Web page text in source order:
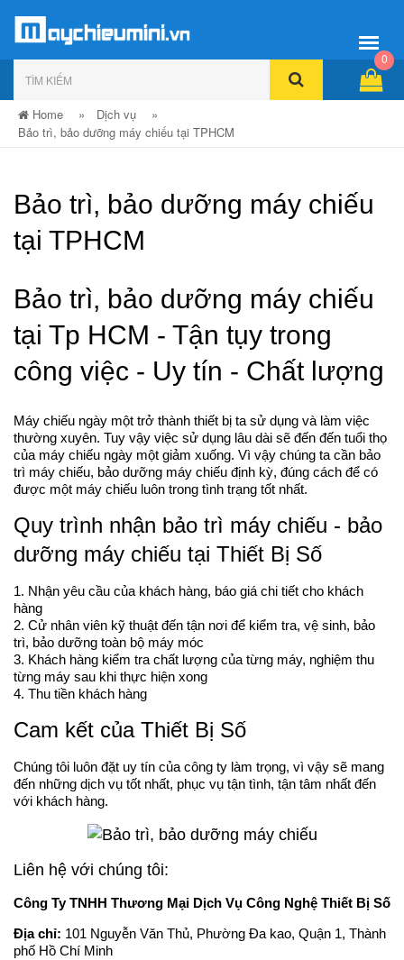
0
Home » Dịch vụ
»
Bảo trì, bảo dưỡng máy chiếu tại TPHCM
Bảo trì, bảo dưỡng máy chiếu
tại TPHCM
Bảo trì, bảo dưỡng máy chiếu
tại Tp HCM - Tận tụy trong
công việc - Uy tín - Chất lượng
Máy chiếu ngày một trở thành thiết bị ta sử dụng và làm việc
thường xuyên. Tuy vậy việc sử dụng lâu dài sẽ đến đến tuổi thọ
của máy chiếu ngày một giảm xuống. Vì vậy chúng ta cần bảo
trì máy chiếu, bảo dưỡng máy chiếu định kỳ, đúng cách để có
được một máy chiếu luôn trong tình trạng tốt nhất.
Quy trình nhận bảo trì máy chiếu - bảo
dưỡng máy chiếu tại Thiết Bị Số
1. Nhận yêu cầu của khách hàng, báo giá chi tiết cho khách
hàng
2. Cử nhân viên kỹ thuật đến tận nơi để kiểm tra, vệ sinh, bảo
trì, bảo dưỡng toàn bộ máy móc
3. Khách hàng kiểm tra chất lượng của từng máy, nghiệm thu
từng máy sau khi thực hiện xong
4. Thu tiền khách hàng
Cam kết của Thiết Bị Số
Chúng tôi luôn đặt uy tín của công ty làm trọng, vì vậy sẽ mang
đến những dịch vụ tốt nhất, phục vụ tận tình, tận tâm nhất đến
với khách hàng.
Liên hệ với chúng tôi:
Công Ty TNHH Thương Mại Dịch Vụ Công Nghệ Thiết Bị Số
Địa chỉ: 101 Nguyễn Văn Thủ, Phường Đa kao, Quận 1, Thành
phố Hồ Chí Minh